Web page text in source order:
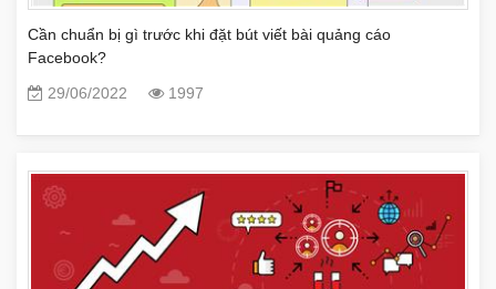
Cần chuẩn bị gì trước khi đặt bút viết bài quảng cáo
Facebook?
29/06/2022
1997